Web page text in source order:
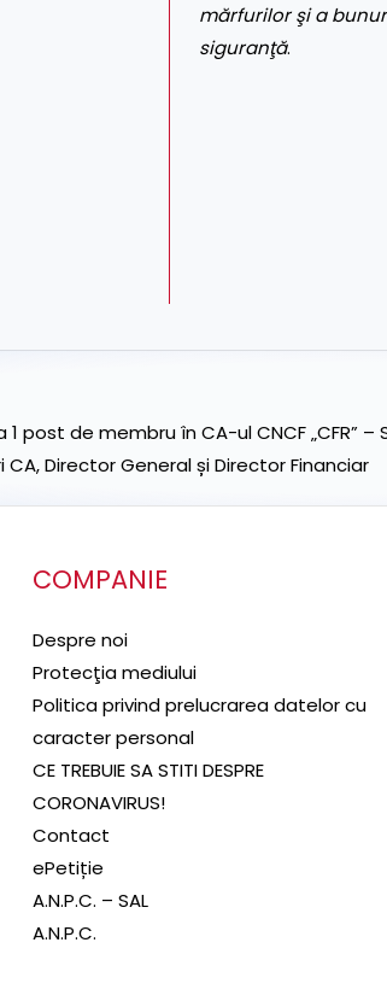
mărfurilor şi a
siguranţă.
de membru în CA-ul CNCF „CFR” –
Director General și Director Financiar
COMPANIE
Despre noi
Protecţia mediului
Politica privind prelucrarea datelor cu
caracter personal
CE TREBUIE SA STITI DESPRE
CORONAVIRUS!
Contact
ePetiție
A.N.P.C. – SAL
A.N.P.C.